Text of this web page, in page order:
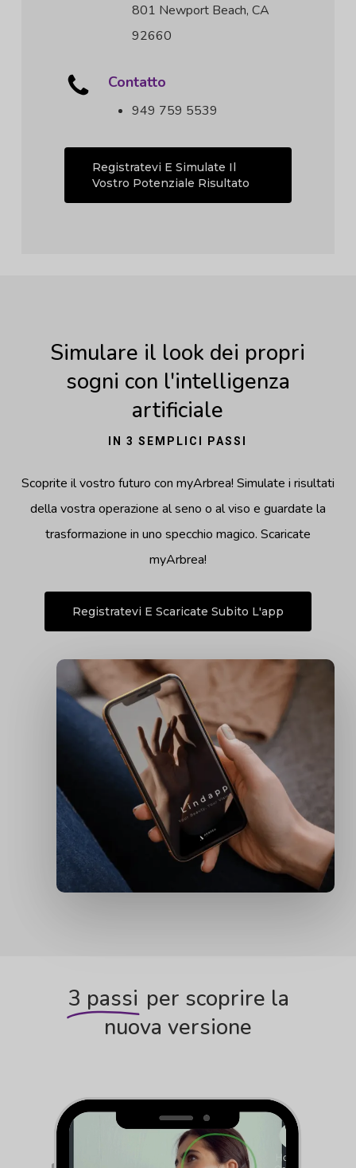
801 Newport Beach, CA
92660
Contatto
949 759 5539
Registratevi E Simulate Il
Vostro Potenziale Risultato
Simulare il look dei propri
sogni con l'intelligenza
artificiale
IN 3 SEMPLICI PASSI
Scoprite il vostro futuro con myArbrea! Simulate i risultati
della vostra operazione al seno o al viso e guardate la
trasformazione in uno specchio magico. Scaricate
myArbrea!
Registratevi E Scaricate Subito L'app
3 passi per scoprire la
nuova versione